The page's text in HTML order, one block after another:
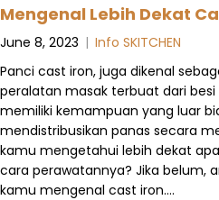
Mengenal Lebih Dekat
June 8, 2023 | Info SKITCHEN
Panci cast iron, juga dikenal
peralatan masak terbuat dari besi
memiliki kemampuan yang luar
mendistribusikan panas secara
kamu mengetahui lebih dekat
cara perawatannya? Jika belum,
kamu mengenal cast iron….